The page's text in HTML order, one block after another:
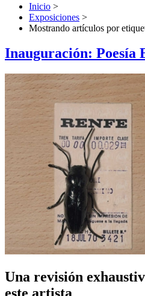
Inicio >
Exposiciones >
Mostrando artículos por
Inauguración: Poesía
Una revisión